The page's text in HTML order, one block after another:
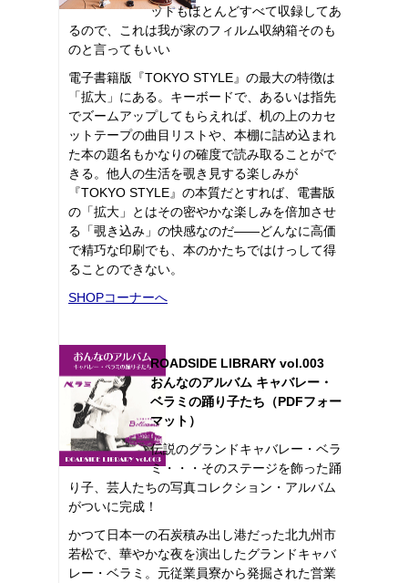
ットもほとんどすべて収録してあ
るので、これは我が家のフィルム収納箱そのも
のと言ってもいい
電子書籍版『TOKYO STYLE』の最大の特徴は
「拡大」にある。キーボードで、あるいは指先
でズームアップしてもらえれば、机の上のカセ
ットテープの曲目リストや、本棚に詰め込まれ
た本の題名もかなりの確度で読み取ることがで
きる。他人の生活を覗き見する楽しみが
『TOKYO STYLE』の本質だとすれば、電書版
の「拡大」とはその密やかな楽しみを倍加させ
る「覗き込み」の快感なのだ――どんなに高価
で精巧な印刷でも、本のかたちではけっして得
ることのできない。
SHOPコーナーへ
ROADSIDE LIBRARY vol.003
おんなのアルバム キャバレー・
ベラミの踊り子たち（PDFフォー
マット）
伝説のグランドキャバレー・ベラ
ミ・・・そのステージを飾った踊
り子、芸人たちの写真コレクション・アルバム
がついに完成！
かつて日本一の石炭積み出し港だった北九州市
若松で、華やかな夜を演出したグランドキャバ
レー・ベラミ。元従業員寮から発掘された営業